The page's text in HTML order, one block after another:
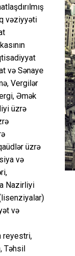
vəziyyəti
və Sənaye
Vergilər
Əmək
üzrə
üzrə
və
Nazirliyi
və
reyestri,
Təhsil